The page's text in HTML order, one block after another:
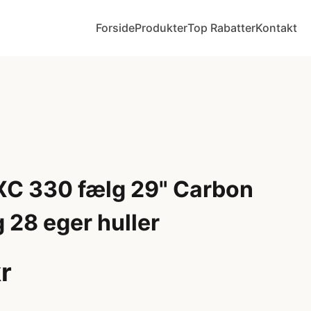
ForsideProdukterTop RabatterKontakt
330 fælg 29" Carbon
28 eger huller